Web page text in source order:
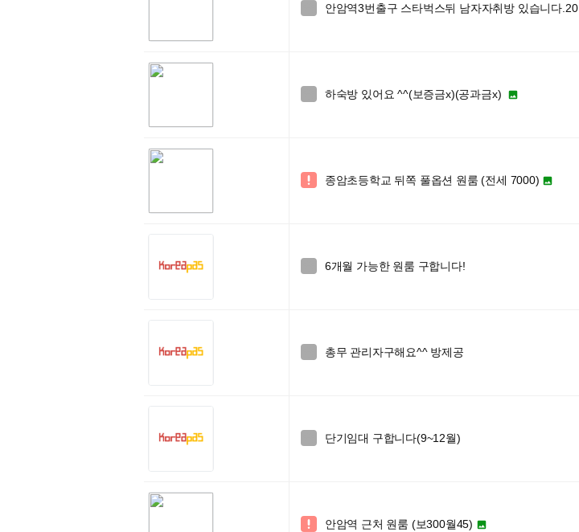
안암역3번출구 스타벅스뒤 남자자취방 있습니다.20
하숙방 있어요 ^^(보증금x)(공과금x) 
 종암초등학교 뒤쪽 풀옵션 원룸 (전세 7000) 
6개월 가능한 원룸 구합니다!
총무 관리자구해요^^ 방제공
단기임대 구합니다(9~12월)
 안암역 근처 원룸 (보300월45) 